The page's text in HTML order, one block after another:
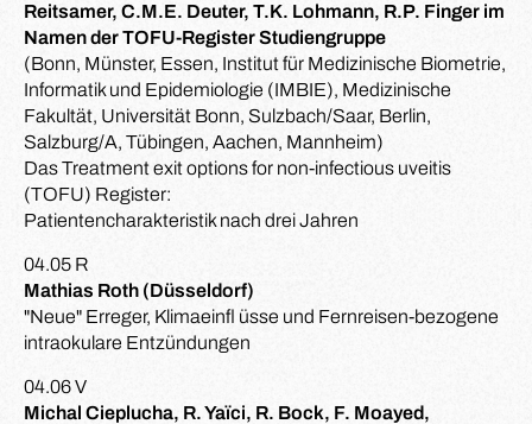
Reitsamer, C.M.E. Deuter, T.K. Lohmann, R.P. Finger im
Namen der TOFU-Register Studiengruppe
(Bonn, Münster, Essen, Institut für Medizinische Biometrie,
Informatik und Epidemiologie (IMBIE), Medizinische
Fakultät, Universität Bonn, Sulzbach/Saar, Berlin,
Salzburg/A, Tübingen, Aachen, Mannheim)
Das Treatment exit options for non-infectious uveitis
(TOFU) Register:
Patientencharakteristik nach drei Jahren
04.05 R
Mathias Roth (Düsseldorf)
"Neue" Erreger, Klimaeinfl üsse und Fernreisen-bezogene
intraokulare Entzündungen
04.06 V
Michal Cieplucha, R. Yaïci, R. Bock, F. Moayed,